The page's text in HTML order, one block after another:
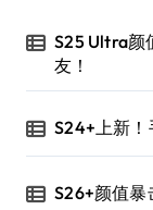
S25 Ultra颜
友！
S24+上新
S26+颜值